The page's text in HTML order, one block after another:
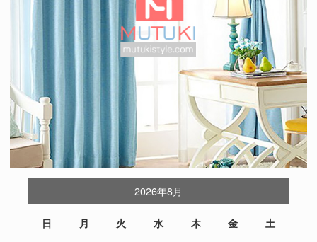
2026年8月
日 月 火 水 木 金 土